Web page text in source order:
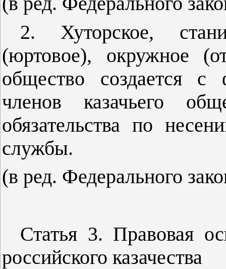
2. Хуторское,
(юртовое), окружное
общество создается с
членов казачьего
обязательства по
службы.
(в ред. Федерального
Статья 3. Правовая
российского казачества